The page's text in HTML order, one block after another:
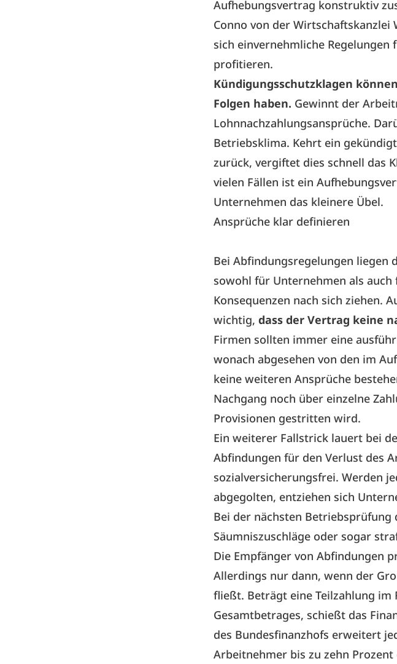
Aufhebungsvertrag konstruktiv
Conno von der Wirtschaftskanzlei
sich einvernehmliche Regelungen
profitieren.
Kündigungsschutzklagen
Folgen haben. Gewinnt der
Lohnnachzahlungs­ansprüche.
Betriebsklima. Kehrt ein
zurück, vergiftet dies schnell das
vielen Fällen ist ein
Unternehmen das kleinere Übel.
Ansprüche klar definieren
Bei Abfindungsregelungen liegen
sowohl für Unternehmen als
Konsequenzen nach sich ziehen.
wichtig, dass der Vertrag keine
Firmen sollten immer eine
wonach abgesehen von den im
keine weiteren Ansprüche
Nachgang noch über einzelne
Provisionen gestritten wird.
Ein weiterer Fallstrick lauert bei
Abfindungen für den Verlust des
sozialversicherungsfrei. Werden
abgegolten, entziehen sich
Bei der nächs­ten Betriebsprüfung
Säumniszuschläge oder sogar
Die Empfänger von Abfindungen
Allerdings nur dann, wenn der
fließt. Beträgt eine Teilzahlung im
Gesamtbetrages, schießt das
des Bundesfinanzhofs erweitert
Arbeitnehmer bis zu zehn